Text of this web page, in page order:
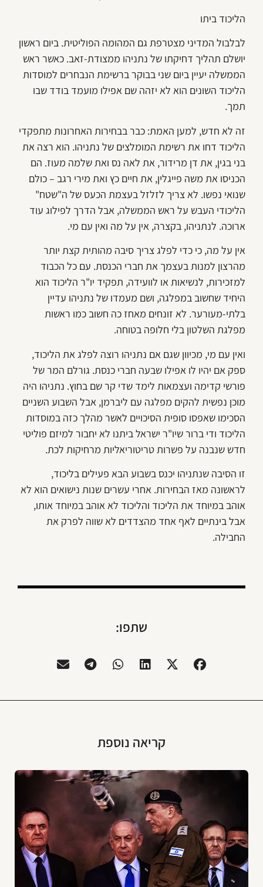
הליכוד ביתו
לבלבול המדיני מצטרפת גם המהומה הפוליטית. ביום ראשון
יושלם תהליך דחיקתו של נתניהו ממצודת-זאב. כאשר ראש
הממשלה יעיין ביום שני בבוקר ברשימת הנבחרים למוסדות
הליכוד השונים הוא לא יזהה שם אפילו מועמד בודד שבו
תמך.
זה לא חדש, למען האמת: כבר בבחירות האחרונות מתפקדי
הליכוד דחו את רשימת המומלצים של נתניהו. הוא רצה את
בני בגין, את דן מרידור, את לאה נס ואת שלמה מעוז. הם
הכניסו את משה פייגלין, את חיים כץ ואת מירי רגב – כולם
שנואי נפשו. לא צריך לזלזל בעצמת הכעס של ה"שטח"
הליכודי העבש על ראש הממשלה, אבל הדרך לפילוג עוד
ארוכה. לנתניהו, בקצרה, אין על מה ואין עם מי.
אין על מה, כי כדי לפלג צריך סיבה מהותית קצת יותר
מהרצון למנות בעצמך את חברי הכנסת. עם כל הכבוד
למזכירות, לנשיאות או לוועידה, תפקיד יו"ר הליכוד הוא
היחיד שחשוב במפלגה, ושם מעמדו של נתניהו עדיין
בלתי-מעורער. לא זונחים מאחז כה חשוב כמו ראשות
מפלגת השלטון בלי חלופה בטוחה.
ואין עם מי, מכיוון שגם אם נתניהו רוצה לפלג את הליכוד,
ספק אם יהיו לו אפילו שבעה חברי כנסת. גורלם המר של
פורשי קדימה ועצמאות לימד שדי קר שם בחוץ. נתניהו היה
מוכן נפשית להקים מפלגה עם ליברמן, אבל השבוע השניים
הסכימו שאפסו סופית הסיכויים לאשר מהלך כזה במוסדות
הליכוד ודי ברור שיו"ר ישראל ביתנו לא יחבור למיזם פוליטי
חדש שנבנה על פשרות טריטוריאליות מרחיקות לכת.
זו הסיבה שנתניהו יכנס בשבוע הבא פעילים בליכוד,
לראשונה מאז הבחירות. אחרי עשרים שנות נישואים הוא לא
אוהב במיוחד את הליכוד והליכוד לא אוהב במיוחד אותו,
אבל בינתיים לאף אחד מהצדדים לא שווה לפרק את
החבילה.
שתפו:
קריאה נוספת